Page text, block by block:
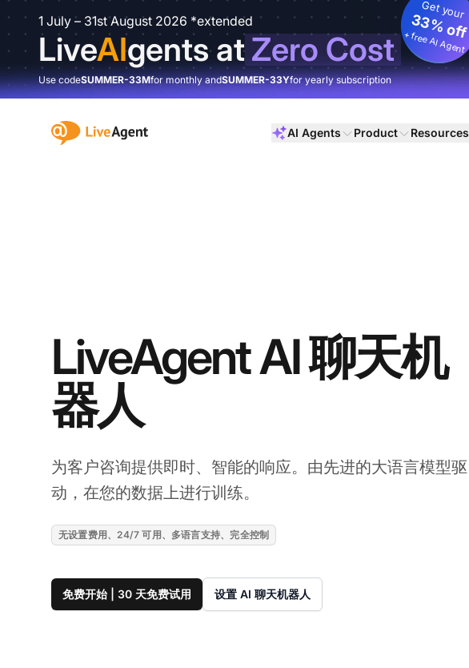
1 July – 31st August 2026 *extended
LiveAIgents atZero Cost
Get your
33% off
+ free AI Agent
Use codeSUMMER-33Mfor monthly andSUMMER-33Yfor yearly subscription
:site.title AI Agents Product Resources
LiveAgent AI 聊天机
器人
为客户咨询提供即时、智能的响应。由先进的大语言模型驱
动，在您的数据上进行训练。
无设置费用、24/7 可用、多语言支持、完全控制
免费开始 | 30 天免费试用 设置 AI 聊天机器人